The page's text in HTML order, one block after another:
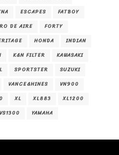
ESCAPES
FATBOY
DE AIRE
FORTY
HONDA
INDIAN
K&N FILTER
KAWASAKI
SPORTSTER
SUZUKI
VANCE&HINES
VN900
XL XL883
XL1200
YAMAHA